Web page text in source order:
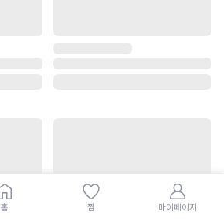
홈 찜 마이페이지